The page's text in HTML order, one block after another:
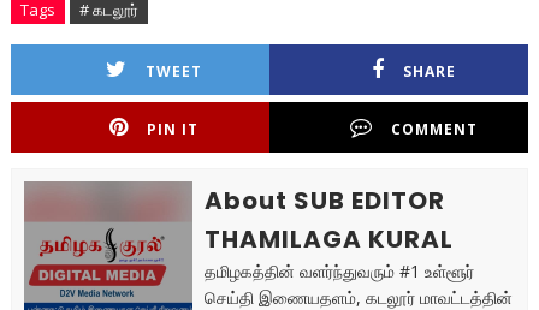
Tags # கடலூர்
TWEET SHARE
PIN IT COMMENT
About SUB EDITOR
THAMILAGA KURAL
தமிழகத்தின் வளர்ந்துவரும் #1 உள்ளூர்
செய்தி இணையதளம், கடலூர் மாவட்டத்தின்